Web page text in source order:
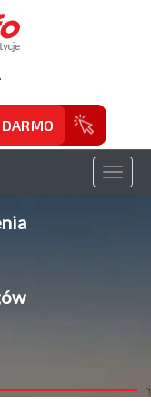
Toggle